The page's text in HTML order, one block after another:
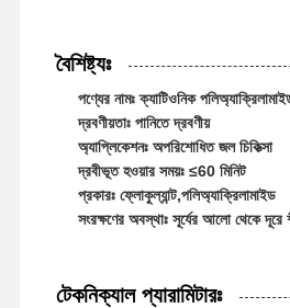
বৈশিষ্ট্যঃ
পণ্যের নামঃ ক্যাটিওনিক
দ্রবণীয়তাঃ পানিতে দ্রবণীয়
অ্যাপ্লিকেশনঃ অপরিশোধিত জল চিকিত্সা
দ্রবীভূত হওয়ার সময়ঃ ≤60 মিনিট
প্রকারঃ ফ্লোকুল্যান্ট,পলিঅ্যাক্রিলামাইড
সংরক্ষণের অবস্থাঃ সূর্যের আলো থেকে
টেকনিক্যাল প্যারামিটারঃ